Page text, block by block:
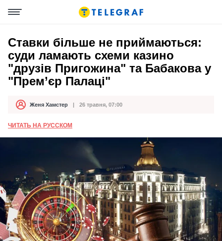
Ставки більше не приймаються:
суди ламають схеми казино
"друзів Пригожина" та Бабакова у
"Прем’єр Палаці"
АвторЖеня Хамстер
Дата публікації 26 травня, 07:00
ЧИТАТЬ НА РУССКОМ